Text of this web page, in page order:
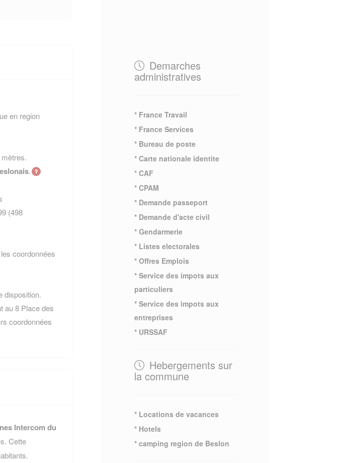
en region
.
(498
coordonnées
disposition.
au 8 Place des
coordonnées
Intercom du
Cette
Demarches
administratives
* France Travail
* France Services
* Bureau de poste
* Carte nationale identite
* CAF
* CPAM
* Demande passeport
* Demande d'acte civil
* Gendarmerie
* Listes electorales
* Offres Emplois
* Service des impots aux
particuliers
* Service des impots aux
entreprises
* URSSAF
Hebergements sur
la commune
* Locations de vacances
* Hotels
* camping region de Beslon